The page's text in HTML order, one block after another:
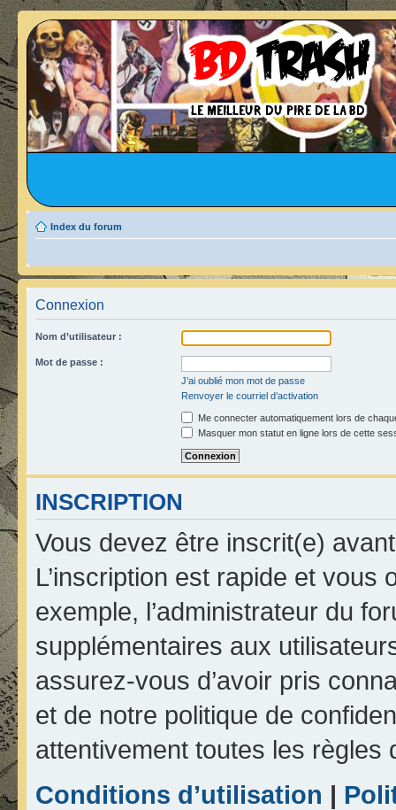
Index du forum
Connexion
Nom d’utilisateur :
Mot de passe :
J’ai oublié mon mot de passe
Renvoyer le courriel d’activation
Me connecter automatiquement lors de
Masquer mon statut en ligne lors de cette
INSCRIPTION
Vous devez être inscrit(e)
L’inscription est rapide et
exemple, l’administrateur du
supplémentaires aux
assurez-vous d’avoir pris
et de notre politique de
attentivement toutes les règles
Conditions d’utilisation |